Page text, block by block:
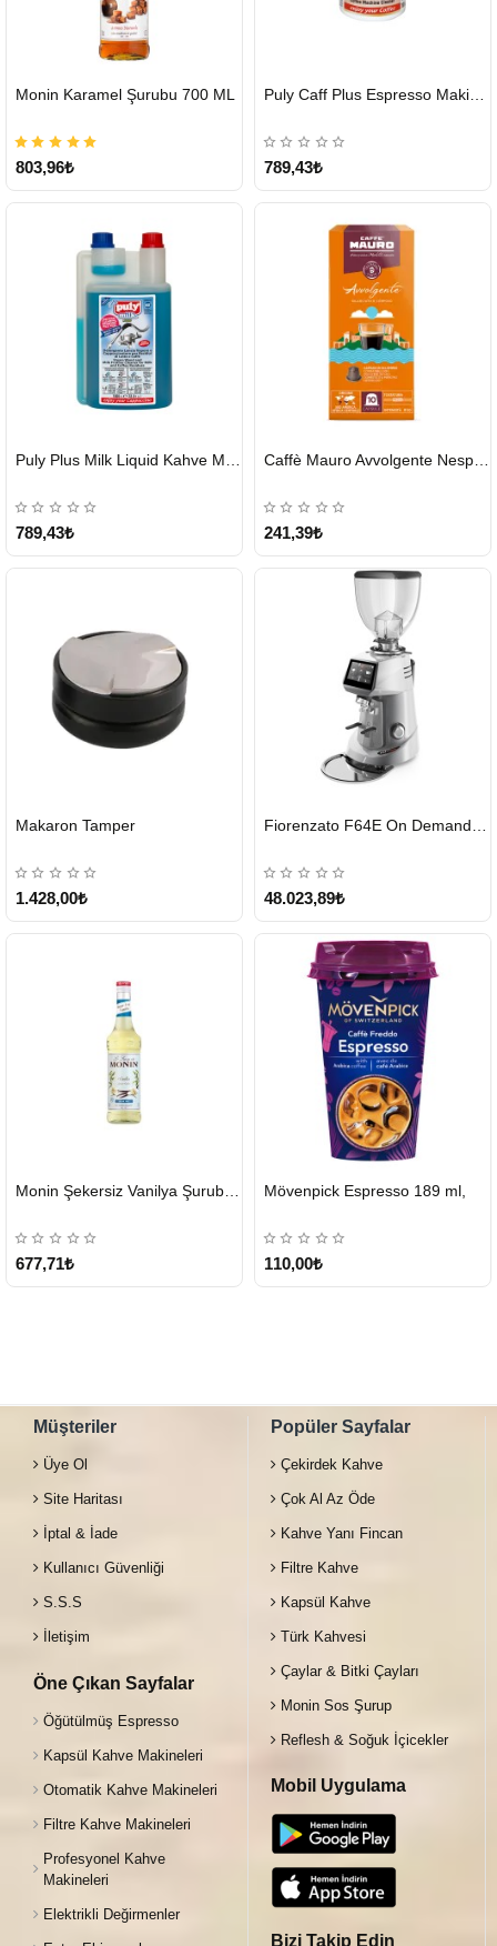
GÖNDERİ
Monin Karamel Şurubu 700 ML
803,96₺
GÖNDERİ
Puly Caff Plus Espresso Makinesi Temizleyici Tablet 100 x 1.35 G
789,43₺
GÖNDERİ
789,43₺
GÖNDERİ
Caffè Mauro Avvolgente Nespresso Kapsül
241,39₺
Makaron Tamper
1.428,00₺
GÖNDERİ
48.023,89₺
GÖNDERİ
677,71₺
Mövenpick Espresso 189 ml,
110,00₺
Müşteriler
Üye Ol
Site Haritası
İptal & İade
Kullanıcı Güvenliği
S.S.S
İletişim
Öne Çıkan Sayfalar
Öğütülmüş Espresso
Kapsül Kahve Makineleri
Otomatik Kahve Makineleri
Filtre Kahve Makineleri
Profesyonel Kahve
Makineleri
Elektrikli Değirmenler
Popüler Sayfalar
Çekirdek Kahve
Çok Al Az Öde
Kahve Yanı Fincan
Filtre Kahve
Kapsül Kahve
Türk Kahvesi
Çaylar & Bitki Çayları
Monin Sos Şurup
Reflesh & Soğuk İçicekler
Mobil Uygulama
Bizi Takip Edin